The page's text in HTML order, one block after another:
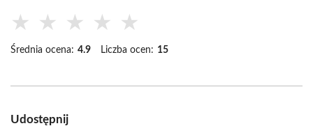
★ ★ ★ ★ ★
Średnia ocena: 4.9 Liczba ocen: 15
Udostępnij